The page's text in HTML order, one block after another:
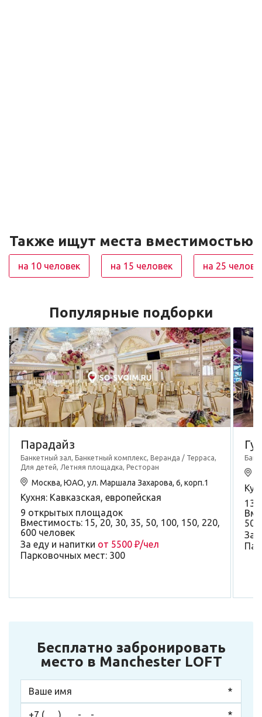
Также ищут места вместимостью
на 10 человек на 15 человек на 25
Популярные подборки
Парадайз
Банкетный зал, Банкетный комплекс, Веранда / Терраса,
Для детей, Летняя площадка, Ресторан
Москва, ЮАО, ул. Маршала Захарова, 6, корп.1
Кухня: Кавказская, европейская
9 открытых площадок
Вместимость: 15, 20, 30, 35, 50, 100, 150, 220,
600 человек
За еду и напитки от 5500 ₽/чел
Парковочных мест: 300
13
50,
За
Бесплатно забронировать
место в Manchester LOFT